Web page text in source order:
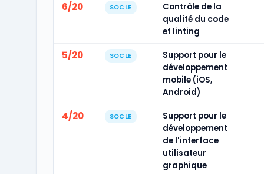
6/20 SOCLE
Contrôle de la
qualité du code
et linting
5/20 SOCLE
Support pour le
développement
mobile (iOS,
Android)
4/20 SOCLE
Support pour le
développement
de l'interface
utilisateur
graphique